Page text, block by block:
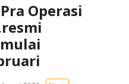
Operasi